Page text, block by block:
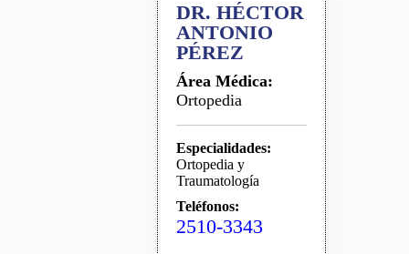
DR. HÉCTOR
ANTONIO
PÉREZ
Área Médica:
Ortopedia
Especialidades:
Ortopedia y
Traumatología
Teléfonos:
2510-3343